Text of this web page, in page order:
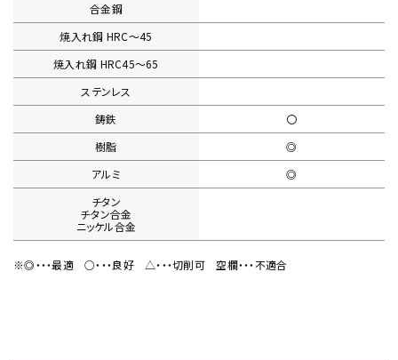
合金鋼
焼入れ鋼 HRC〜45
焼入れ鋼 HRC45〜65
ステンレス
鋳鉄
〇
樹脂
◎
アルミ
◎
チタン
チタン合金
ニッケル合金
※◎・・・最適○・・・良好△・・・切削可 空欄・・・不適合